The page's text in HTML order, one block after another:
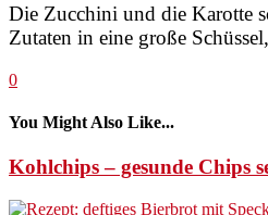
Die Zucchini und die Karotte
Zutaten in eine große
0
You Might Also Like...
Kohlchips – gesunde Chips